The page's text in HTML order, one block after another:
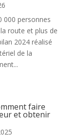
000 personnes
route et plus de
2024 réalisé
de la
faire
et obtenir